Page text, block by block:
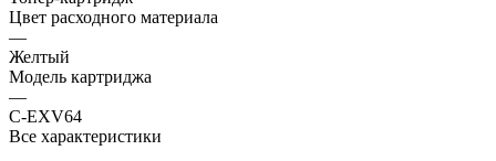
Цвет расходного материала
—
Желтый
Модель картриджа
—
C-EXV64
Все характеристики